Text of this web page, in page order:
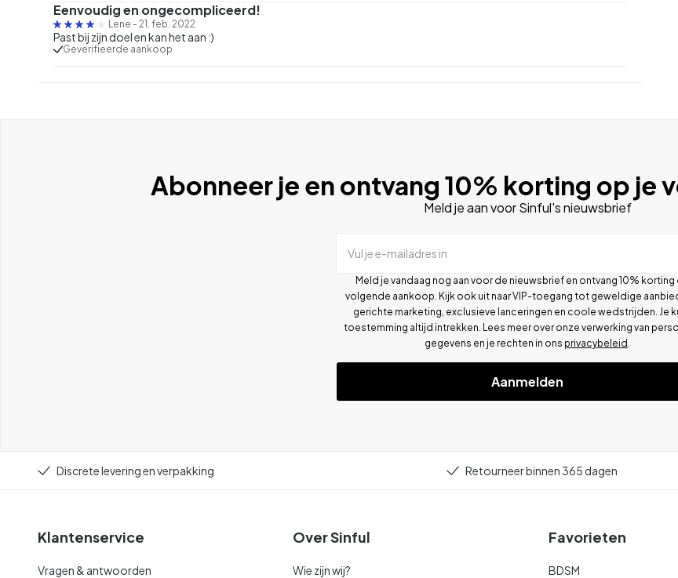
Eenvoudig en ongecompliceerd!
Lene - 21. feb. 2022
Past bij zijn doel en kan het aan :)
Geverifieerde aankoop
Abonneer je en ontvang 10% korting op je
Meld je aan voor Sinful's nieuwsbrief
Vul je e-mailadres in
Meld je vandaag nog aan voor de nieuwsbrief en ontvang 10% korting
volgende aankoop. Kijk ook uit naar VIP-toegang tot geweldige
gerichte marketing, exclusieve lanceringen en coole wedstrijden. Je
toestemming altijd intrekken. Lees meer over onze verwerking van
gegevens en je rechten in ons privacybeleid
Aanmelden
Discrete levering en verpakking Retourneer binnen 365 dagen
Klantenservice
Vragen & antwoorden
Over Sinful
Wie zijn wij?
Favorieten
BDSM